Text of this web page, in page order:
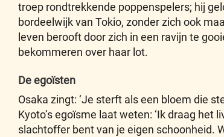
troep rondtrekkende poppenspelers; hij
bordeelwijk van Tokio, zonder zich ook
leven berooft door zich in een ravijn te
bekommeren over haar lot.
De egoïsten
Osaka zingt: ‘Je sterft als een bloem die
Kyoto’s egoïsme laat weten: ‘Ik draag
slachtoffer bent van je eigen schoonheid.